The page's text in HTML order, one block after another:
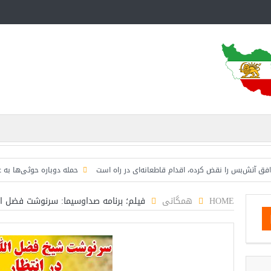
را نقض کرده، اقدام قاطعانه‌ای در راه است حمله دوباره حوثی‌ها به
HOME همگانی فیلم؛ برنامه صداوسیما: سرنوشت فضل